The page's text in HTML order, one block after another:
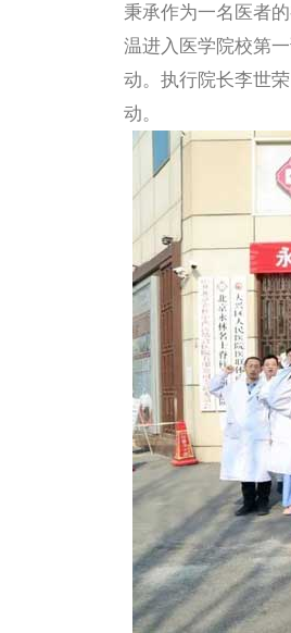
秉承作为一名医者
温进入医学院校第
动。执行院长李世
动。